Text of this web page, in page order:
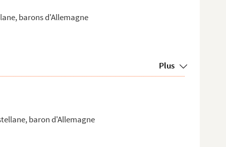
barons d'Allemagne
Plus
baron d'Allemagne